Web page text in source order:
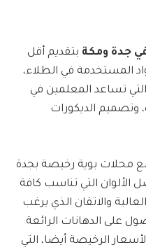
جدة ومكة بتقديم أقل
المستخدمة في الطلاء،
التي تساعد المعلمين في
الديكورات
محلات بوية رخيصة بجدة
التي تناسب كافة
والاتقان الذي يرغب
على الدهانات الرائعة
الرخيصة أيضا، التي